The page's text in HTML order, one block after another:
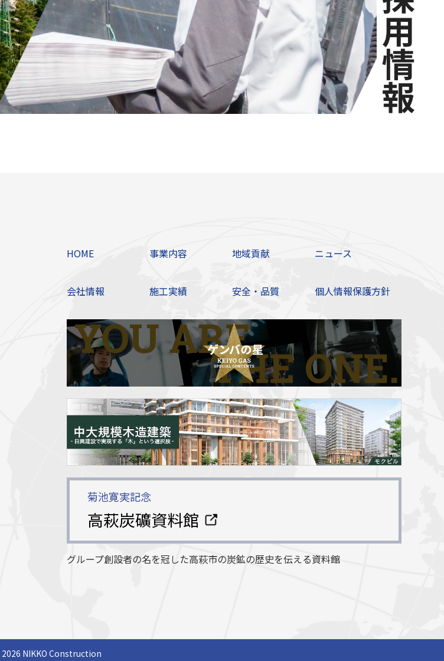
HOME 事業内容 地域貢献 ニュース
会社情報 施工実績 安全・品質 個人情報保護方針
菊池寛実記念
高萩炭礦資料館
グループ創設者の名を冠した高萩市の炭鉱の歴史を伝える資料館
2026 NIKKO Construction